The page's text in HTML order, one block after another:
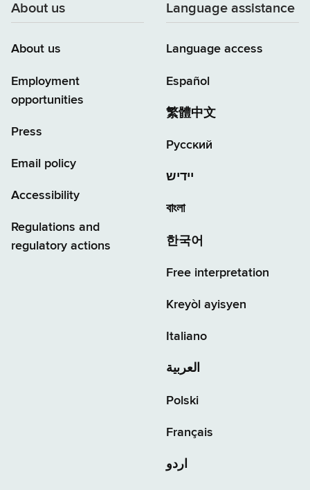
About us
About us
Employment
opportunities
Press
Email policy
Accessibility
Regulations and
regulatory actions
Language assistance
Language access
Español
繁體中文
Русский
יידיש
বাংলা
한국어
Free interpretation
Kreyòl ayisyen
Italiano
العربية
Polski
Français
اردو